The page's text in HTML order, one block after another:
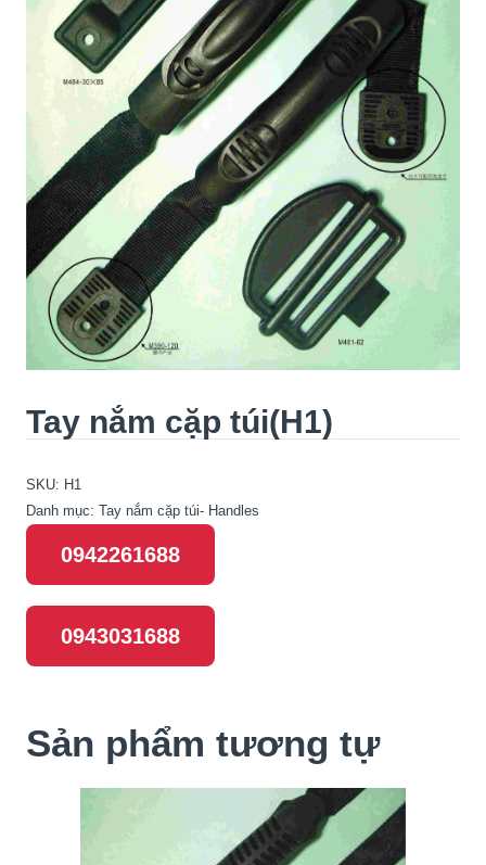
Tay nắm cặp túi(H1)
SKU: H1
Danh mục: Tay nắm cặp túi- Handles
0942261688
0943031688
Sản phẩm tương tự